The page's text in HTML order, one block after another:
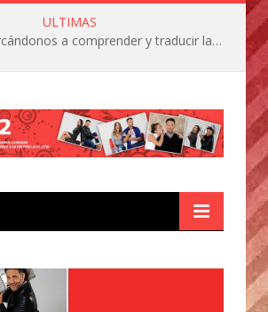
ULTIMAS
La IA está acercándonos a comprender y traducir las vocalizaciones y comportamientos de nuestras mascotas